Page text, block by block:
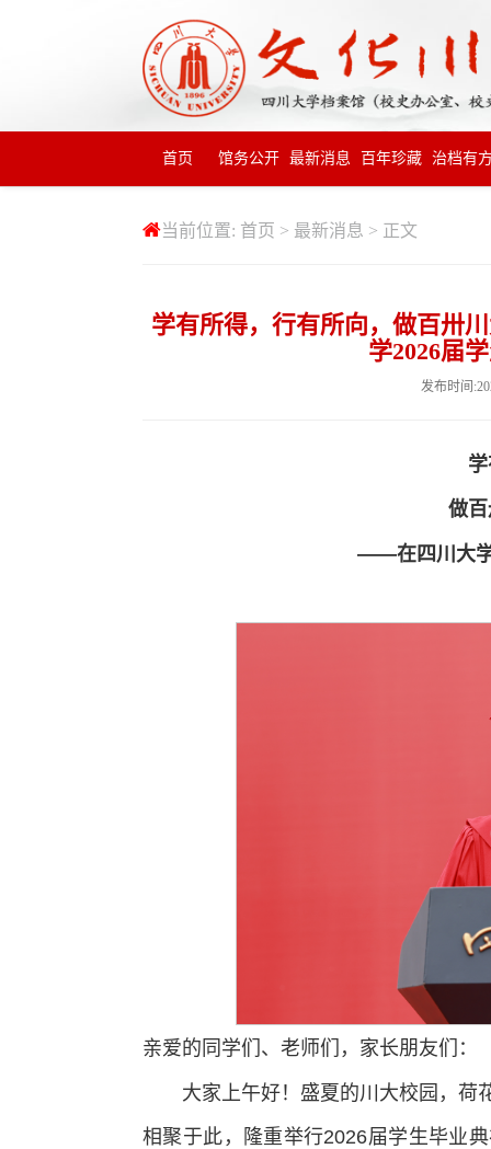
首页 馆务公开 最新消息 百年珍藏 治档有
当前位置: 首页 > 最新消息 > 正文
学有所得，行有所向，做百卅
学2026届
发布时间
做
——在四川大学
亲爱的同学们、老师们，家长朋友们：
大家上午好！盛夏的川大校园，荷
相聚于此，隆重举行2026届学生毕业